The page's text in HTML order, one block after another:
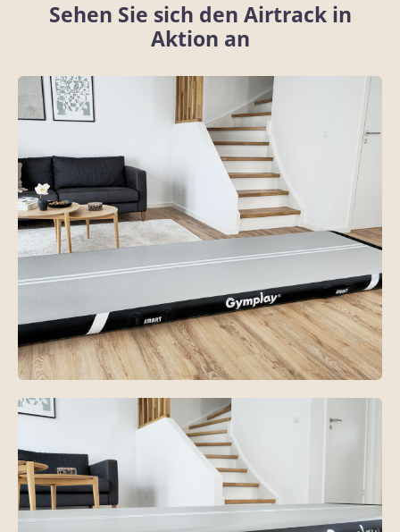
Sehen Sie sich den Airtrack in
Aktion an